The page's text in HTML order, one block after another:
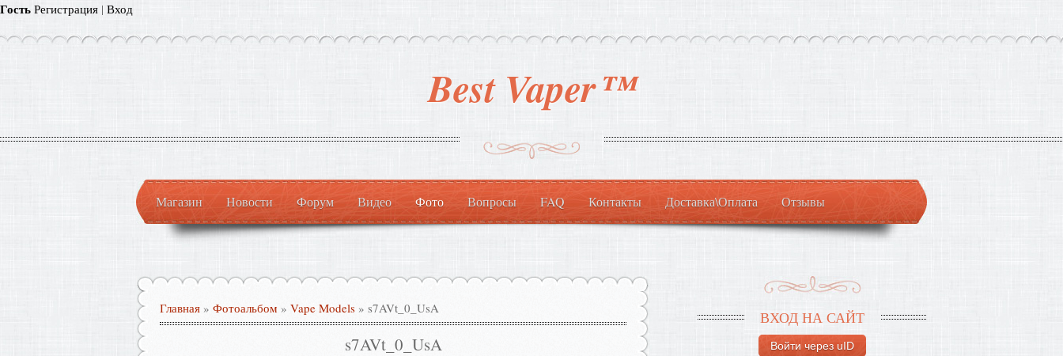
Гость Регистрация | Вход
Best Vaper™
Магазин Новости Форум Видео Фото Вопросы FAQ Контакты Доставка\Оплата Отзывы
Главная » Фотоальбом » Vape Models » s7AVt_0_UsA
s7AVt_0_UsA
ВХОД НА САЙТ
Войти через uID